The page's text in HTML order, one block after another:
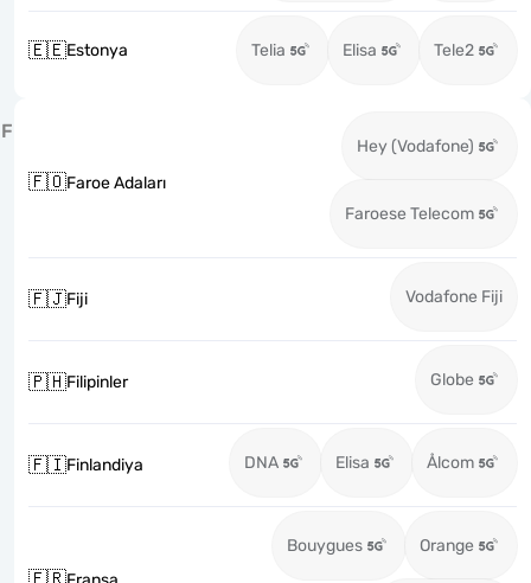
🇪🇪Estonya Telia Elisa Tele2
F
🇫🇴Faroe Adaları
Hey (Vodafone)
Faroese Telecom
🇫🇯Fiji Vodafone Fiji
🇵🇭Filipinler Globe
🇫🇮Finlandiya DNA Elisa Ålcom
Bouygues Orange